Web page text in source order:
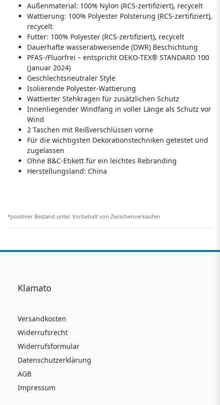
Außenmaterial: 100% Nylon (RCS-zertifiziert), recycelt
Wattierung: 100% Polyester Polsterung (RCS-zertifiziert),
recycelt
Futter: 100% Polyester (RCS-zertifiziert), recycelt
Dauerhafte wasserabweisende (DWR) Beschichtung
PFAS-/Fluorfrei – entspricht OEKO-TEX® STANDARD 100
(Januar 2024)
Geschlechtsneutraler Style
Isolierende Polyester-Wattierung
Wattierter Stehkragen für zusätzlichen Schutz
Innenliegender Windfang in voller Länge als Schutz vor
Wind
2 Taschen mit Reißverschlüssen vorne
Für die wichtigsten Dekorationstechniken getestet und
zugelassen
Ohne B&C-Etikett für ein leichtes Rebranding
Herstellungsland: China
*positiver Bestand unter Vorbehalt von Zwischenverkäufen
Klamato
Versandkosten
Widerrufsrecht
Widerrufsformular
Datenschutzerklärung
AGB
Impressum